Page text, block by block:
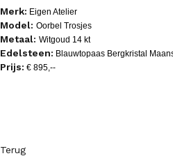
Merk: Eigen Atelier
Model:Oorbel Trosjes
Metaal:Witgoud 14 kt
Edelsteen: Blauwtopaas Bergkristal
Prijs: € 895,--
Terug